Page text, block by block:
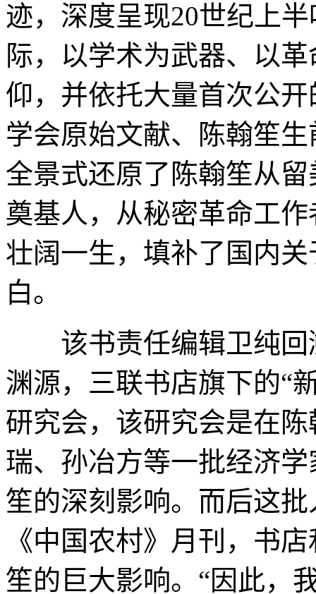
迹，深度呈现20世纪上
际，以学术为武器、以
仰，并依托大量首次公
学会原始文献、陈翰笙
全景式还原了陈翰笙从
奠基人，从秘密革命工
壮阔一生，填补了国内
白。
该书责任编辑卫纯回
渊源，三联书店旗下的“
研究会，该研究会是在
瑞、孙冶方等一批经济
笙的深刻影响。而后这
《中国农村》月刊，书
笙的巨大影响。“因此，